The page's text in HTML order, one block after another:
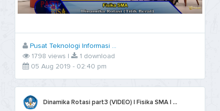
Pusat Teknologi Informasi ...
1798 views |
1 download
05 Aug 2019 - 02:40 pm
Dinamika Rotasi part3 (VIDEO) | Fisika SMA | ...